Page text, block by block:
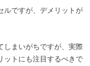
ルですが、デメリットが
しまいがちですが、実際
ットにも注目するべきで